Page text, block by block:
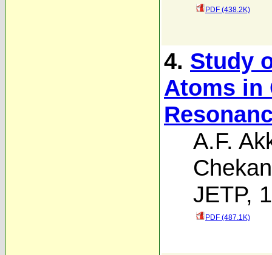
PDF (438.2K)
4. Study
Atoms in
A.F.
JETP,
PDF (487.1K)